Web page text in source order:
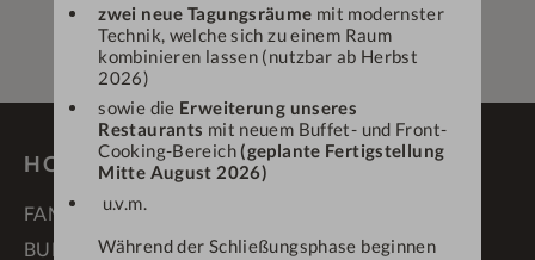
zwei neue Tagungsräume mit modernster
Technik, welche sich zu einem Raum
kombinieren lassen (nutzbar ab Herbst
2026)
sowie die Erweiterung unseres
Restaurants mit neuem Buffet- und Front-
Cooking-Bereich(geplante Fertigstellung
Mitte August 2026)
u.v.m.
Während der Schließungsphase beginnen
HOTEL DEIN ENGEL ****S
FAMILIE SCHÄDLER
BUFLINGS 3